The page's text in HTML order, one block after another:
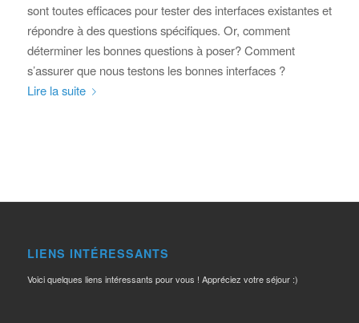
sont toutes efficaces pour tester des interfaces existantes et
répondre à des questions spécifiques. Or, comment
déterminer les bonnes questions à poser? Comment
s’assurer que nous testons les bonnes interfaces ?
Lire la suite
LIENS INTÉRESSANTS
Voici quelques liens intéressants pour vous ! Appréciez votre séjour :)